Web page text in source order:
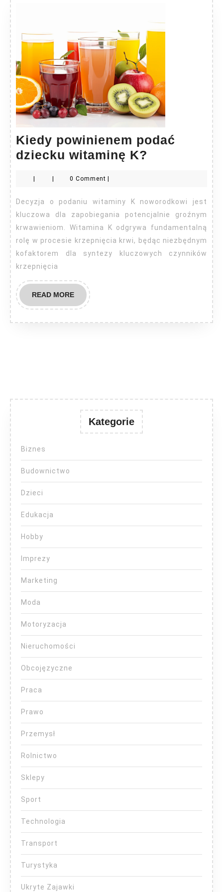
Kiedy powinienem podać
dziecku witaminę K?
powinienem
dziecku
witaminę
K?
0 Comment
Decyzja o podaniu witaminy K noworodkowi jest
kluczowa dla zapobiegania potencjalnie groźnym
krwawieniom. Witamina K odgrywa fundamentalną
rolę w procesie krzepnięcia krwi, będąc niezbędnym
kofaktorem dla syntezy kluczowych czynników
krzepnięcia
READ MOREREAD
MORE
Kategorie
Biznes
Budownictwo
Dzieci
Edukacja
Hobby
Imprezy
Marketing
Moda
Motoryzacja
Nieruchomości
Obcojęzyczne
Praca
Prawo
Przemysł
Rolnictwo
Sklepy
Sport
Technologia
Transport
Turystyka
Ukryte Zajawki